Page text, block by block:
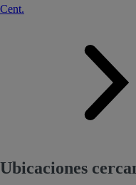
Cent.
Ubicaciones